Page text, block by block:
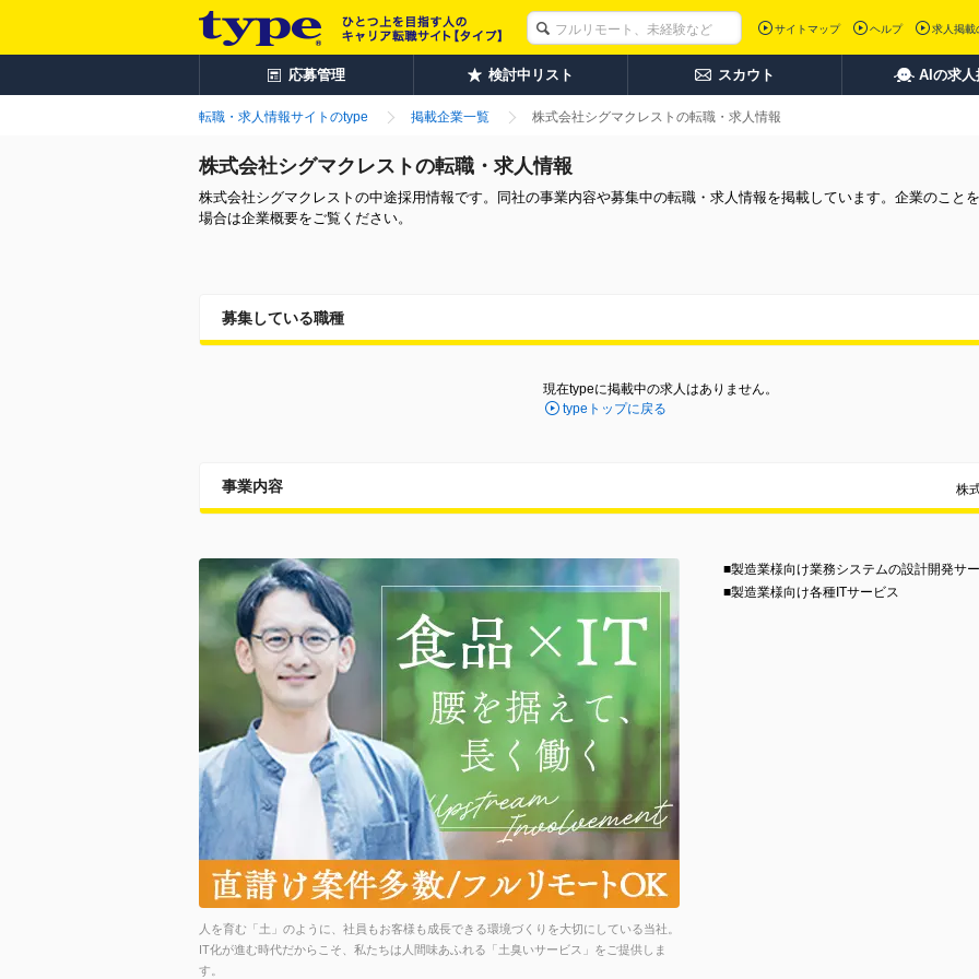
サイトマップ ヘルプ 求人掲載
応募管理 検討中リスト スカウト AIの求人
転職・求人情報サイトのtype 掲載企業一覧 株式会社シグマクレストの転職・求人情報
株式会社シグマクレストの転職・求人情報
株式会社シグマクレストの中途採用情報です。同社の事業内容や募集中の転職・求人情報を掲載しています。企業のこと
場合は企業概要をご覧ください。
募集している職種
現在typeに掲載中の求人はありません。
typeトップに戻る
事業内容 株
人を育む「土」のように、社員もお客様も成長できる環境づくりを大切にしている当社。
IT化が進む時代だからこそ、私たちは人間味あふれる「土臭いサービス」をご提供しま
す。
■製造業様向け業務システムの設計開発サ
■製造業様向け各種ITサービス